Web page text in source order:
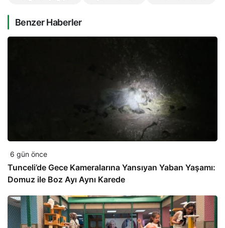
Benzer Haberler
6 gün önce
Tunceli’de Gece Kameralarına Yansıyan Yaban Yaşamı:
Domuz ile Boz Ayı Aynı Karede